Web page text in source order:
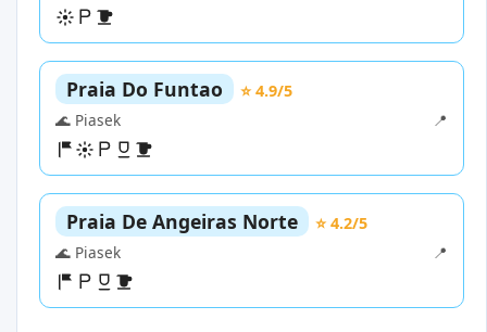
Praia Do Funtao
⭐ 4.9/5
🌊 Piasek
📍
Praia De Angeiras Norte
⭐ 4.2/5
🌊 Piasek
📍